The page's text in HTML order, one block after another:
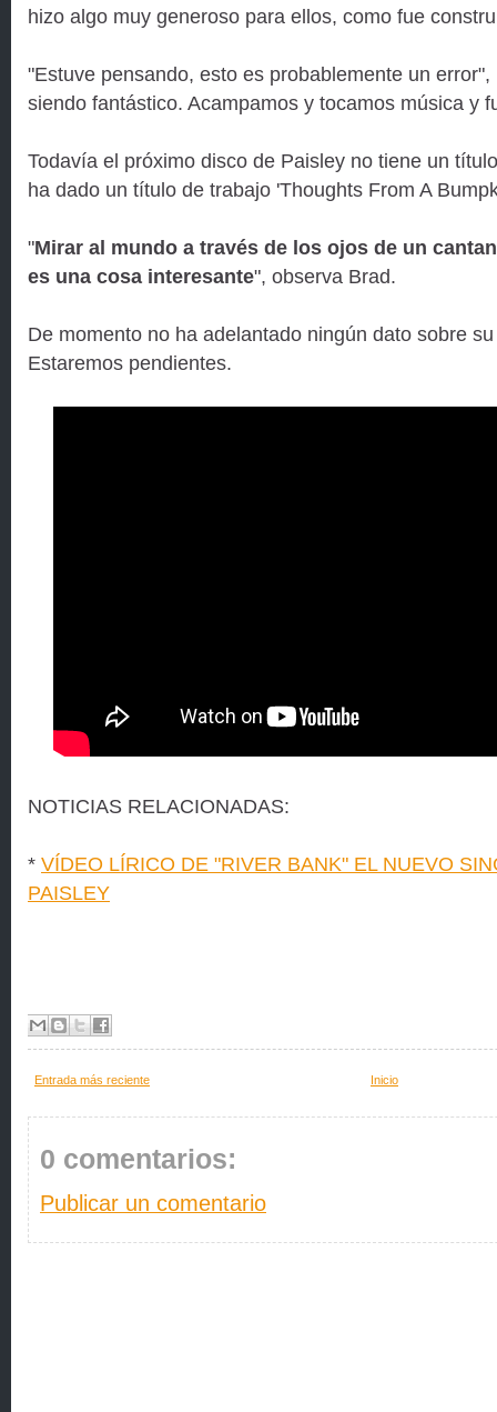
hizo algo muy generoso para ellos, como fue
"Estuve pensando, esto es probablemente un
siendo fantástico. Acampamos y tocamos música y
Todavía el próximo disco de Paisley no tiene un
ha dado un título de trabajo 'Thoughts From A
"Mirar al mundo a través de los ojos de un
es una cosa interesante", observa Brad.
De momento no ha adelantado ningún dato sobre
Estaremos pendientes.
NOTICIAS RELACIONADAS:
* VÍDEO LÍRICO DE "RIVER BANK" EL NUEVO
PAISLEY
Entrada más reciente Inicio
0 comentarios:
Publicar un comentario